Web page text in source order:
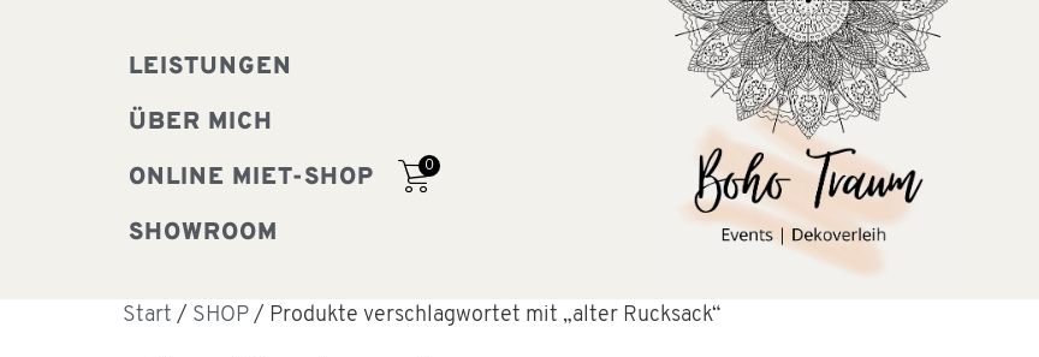
LEISTUNGEN
ÜBER MICH
ONLINE MIET-SHOP
SHOWROOM
0
Start / SHOP / Produkte verschlagwortet mit „alter Rucksack“